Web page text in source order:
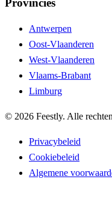
Provincies
Antwerpen
Oost-Vlaanderen
West-Vlaanderen
Vlaams-Brabant
Limburg
© 2026 Feestly. Alle
Privacybeleid
Cookiebeleid
Algemene